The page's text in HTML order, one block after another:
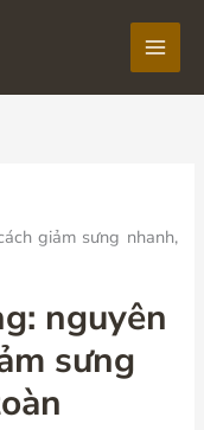
Main
giảm sưng nhanh,
nguyên
sưng